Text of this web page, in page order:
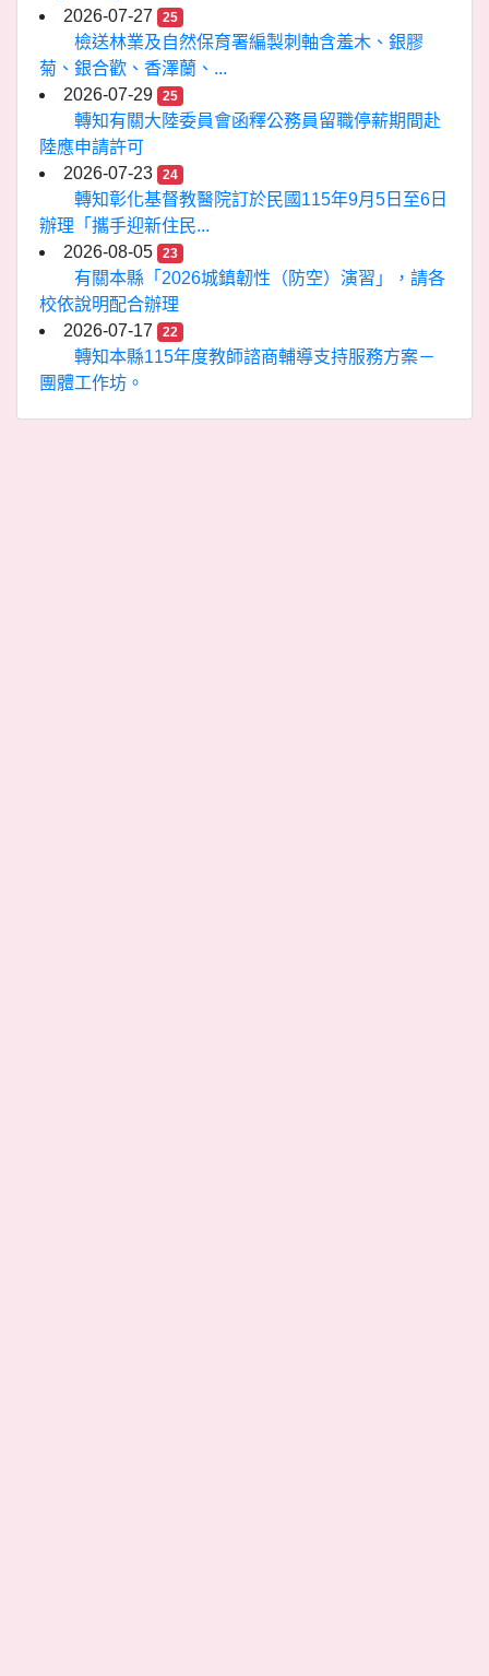
2026-07-27
25
檢送林業及自然保育署編製刺軸含羞木、銀膠
菊、銀合歡、香澤蘭、...
2026-07-29
25
轉知有關大陸委員會函釋公務員留職停薪期間赴
陸應申請許可
2026-07-23
24
轉知彰化基督教醫院訂於民國115年9月5日至6日
辦理「攜手迎新住民...
2026-08-05
23
有關本縣「2026城鎮韌性（防空）演習」，請各
校依說明配合辦理
2026-07-17
22
轉知本縣115年度教師諮商輔導支持服務方案－
團體工作坊。